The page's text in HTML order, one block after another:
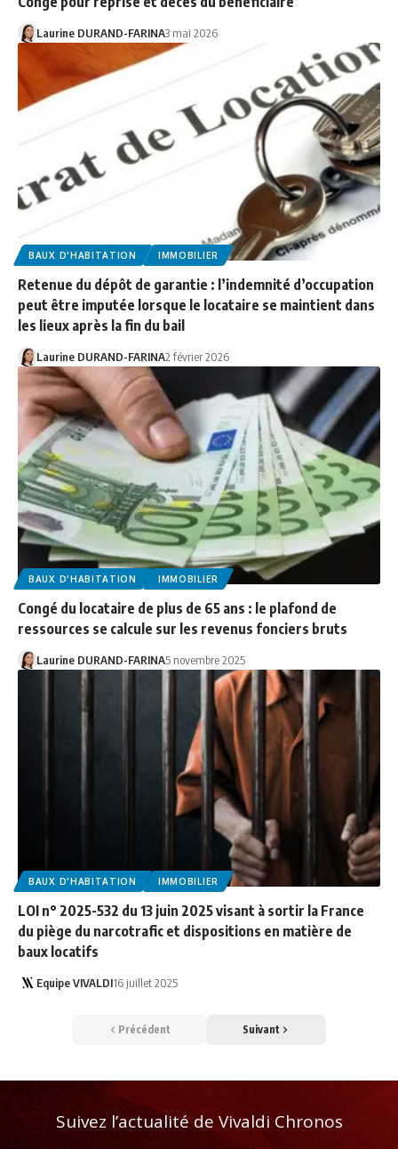
Laurine DURAND-FARINA3 mai 2026
BAUX D'HABITATION IMMOBILIER
Retenue du dépôt de garantie : l’indemnité d’occupation
peut être imputée lorsque le locataire se maintient dans
les lieux après la fin du bail
Laurine DURAND-FARINA2 février 2026
BAUX D'HABITATION IMMOBILIER
Congé du locataire de plus de 65 ans : le plafond de
ressources se calcule sur les revenus fonciers bruts
Laurine DURAND-FARINA5 novembre 2025
BAUX D'HABITATION IMMOBILIER
LOI n° 2025-532 du 13 juin 2025 visant à sortir la France
du piège du narcotrafic et dispositions en matière de
baux locatifs
Equipe VIVALDI16 juillet 2025
Précédent Suivant
Suivez l’actualité de Vivaldi Chronos